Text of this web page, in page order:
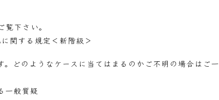
下さい。
関する規定＜新階級＞
どのようなケースに当てはまるのかご不明の場合はご一
一般質疑